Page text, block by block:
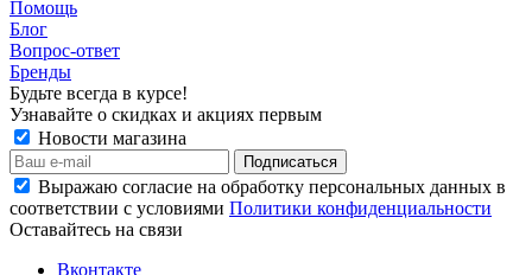
Помощь
Блог
Вопрос-ответ
Бренды
Будьте всегда в курсе!
Узнавайте о скидках и акциях первым
Новости магазина
Выражаю согласие на обработку персональных данных в
соответствии с условиями Политики конфиденциальности
Оставайтесь на связи
Вконтакте